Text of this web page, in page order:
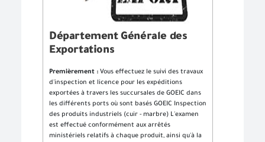
Département Générale des
Exportations
Premièrement : Vous effectuez le suivi des travaux
d'inspection et licence pour les expéditions
exportées à travers les succursales de GOEIC dans
les différents ports où sont basés GOEIC Inspection
des produits industriels (cuir - marbre) L'examen
est effectué conformément aux arrêtés
ministériels relatifs à chaque produit, ainsi qu'à la